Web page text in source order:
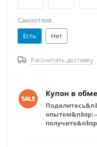
Самоотлив
Есть
Нет
Рассчитать доставку
Купон в